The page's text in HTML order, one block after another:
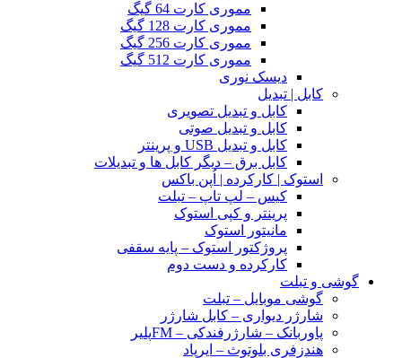
مموری کارت 64 گیگ
مموری کارت 128 گیگ
مموری کارت 256 گیگ
مموری کارت 512 گیگ
دیسک نوری
کابل | تبدیل
کابل و تبدیل تصویری
کابل و تبدیل صوتی
کابل و تبدیل USB و پرینتر
کابل برق – دیگر کابل ها و تبدیلات
استوک | کارکرده | اُپن باکس
کیس – لپ تاپ – تبلت
پرینتر و کپی استوک
مانیتور استوک
پروژکتور استوک – پایه سقفی
کارکرده و دست دوم
گوشی و تبلت
گوشی موبایل – تبلت
شارژر دیواری – کابل شارژر
پاوربانک – شارژرفندکی – FMپلیر
هندزفری بلوتوث – ایرپاد